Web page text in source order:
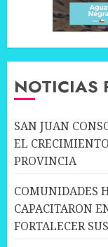
NOTICIAS
SAN JUAN
EL
PROVINCIA
COMUNIDADES
CAPACITARON
FORTALECER